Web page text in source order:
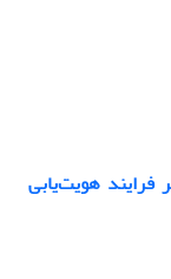
فرایند هویت‌یابی